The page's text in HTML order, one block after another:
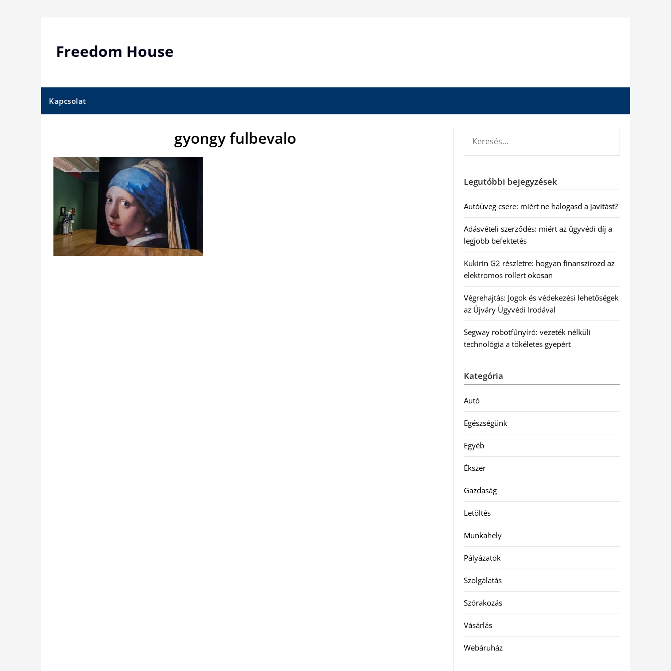
Freedom House
Kapcsolat
gyongy fulbevalo
Legutóbbi bejegyzések
Autóüveg csere: miért ne halogasd a javítást?
Adásvételi szerződés: miért az ügyvédi díj a
legjobb befektetés
Kukirin G2 részletre: hogyan finanszírozd az
elektromos rollert okosan
Végrehajtás: Jogok és védekezési lehetőségek
az Újváry Ügyvédi Irodával
Segway robotfűnyíró: vezeték nélküli
technológia a tökéletes gyepért
Kategória
Autó
Egészségünk
Egyéb
Ékszer
Gazdaság
Letöltés
Munkahely
Pályázatok
Szolgálatás
Szórakozás
Vásárlás
Webáruház